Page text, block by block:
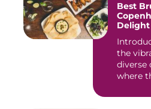
Best
the
diverse
where